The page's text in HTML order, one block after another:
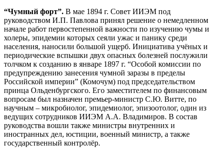
“Чумный форт”. В мае 1894 г. Совет ИИЭМ под
руководством И.П. Павлова принял решение о немедленном
начале работ первостепенной важности по изучению чумы и
холеры, эпидемии которых сеяли ужас и панику среди
населения, наносили большой ущерб. Инициатива учёных и
периодические вспышки двух опасных болезней послужили
толчком к созданию в январе 1897 г. “Особой комиссии по
предупреждению занесения чумной заразы в пределы
Российской империи” (Комочум) под председательством
принца Ольденбургского. Его заместителем по финансовым
вопросам был назначен премьер-министр С.Ю. Витте, по
научным – микробиолог, эпидемиолог, эпизоотолог, один из
ведущих сотрудников ИИЭМ А.А. Владимиров. В состав
руководства вошли также министры внутренних и
иностранных дел, юстиции, военный министр, а также
государственный контролёр.